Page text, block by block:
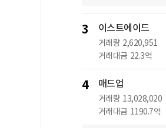
3 이스트에이드
거래량 2,620,951
거래대금 22.3억
4 매드업
거래량 13,028,020
거래대금 1190.7억